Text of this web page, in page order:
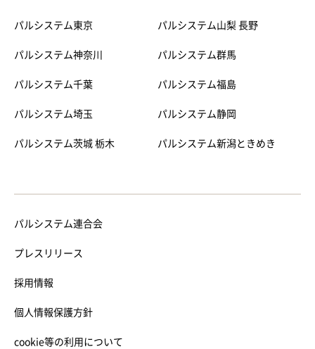
パルシステム東京
パルシステム神奈川
パルシステム千葉
パルシステム埼玉
パルシステム茨城 栃木
パルシステム山梨 長野
パルシステム群馬
パルシステム福島
パルシステム静岡
パルシステム新潟ときめき
パルシステム連合会
プレスリリース
採用情報
個人情報保護方針
cookie等の利用について